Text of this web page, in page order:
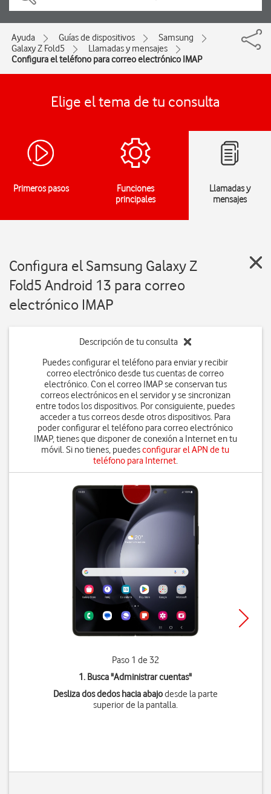
Ayuda Guías de dispositivos
Samsung
Galaxy Z Fold5
Llamadas y mensajes
Configura el teléfono para correo electrónico IMAP
Elige el tema de tu consulta
Primeros pasos
Funciones
principales
Llamadas y
mensajes
Configura el Samsung Galaxy Z
Fold5 Android 13 para correo
electrónico IMAP
Descripción de tu consulta
Puedes configurar el teléfono para enviar y recibir
correo electrónico desde tus cuentas de correo
electrónico. Con el correo IMAP se conservan tus
correos electrónicos en el servidor y se sincronizan
entre todos los dispositivos. Por consiguiente, puedes
acceder a tus correos desde otros dispositivos. Para
poder configurar el teléfono para correo electrónico
IMAP, tienes que disponer de conexión a Internet en tu
móvil. Si no tienes, puedesconfigurar el APN de tu
teléfono para Internet.
Paso 1 de 32
1. Busca "Administrar cuentas"
Desliza dos dedos hacia abajodesde la parte
superior de la pantalla.